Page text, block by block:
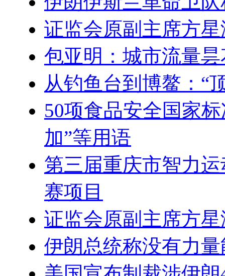
证监会原副主席方
包亚明：城市流量
从钓鱼台到博鳌：“
50项食品安全国家
加”等用语
第三届重庆市智力
赛项目
证监会原副主席方
伊朗总统称没有力